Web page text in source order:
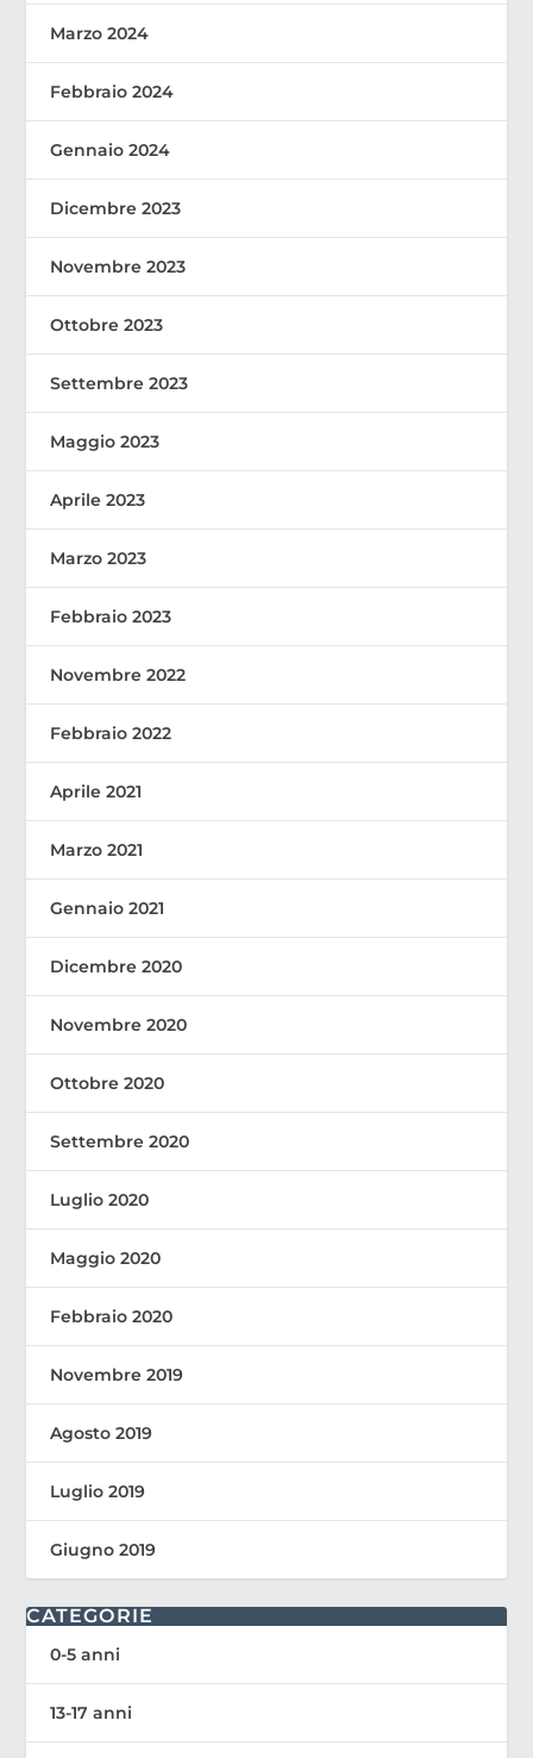
Marzo 2024
Febbraio 2024
Gennaio 2024
Dicembre 2023
Novembre 2023
Ottobre 2023
Settembre 2023
Maggio 2023
Aprile 2023
Marzo 2023
Febbraio 2023
Novembre 2022
Febbraio 2022
Aprile 2021
Marzo 2021
Gennaio 2021
Dicembre 2020
Novembre 2020
Ottobre 2020
Settembre 2020
Luglio 2020
Maggio 2020
Febbraio 2020
Novembre 2019
Agosto 2019
Luglio 2019
Giugno 2019
CATEGORIE
0-5 anni
13-17 anni